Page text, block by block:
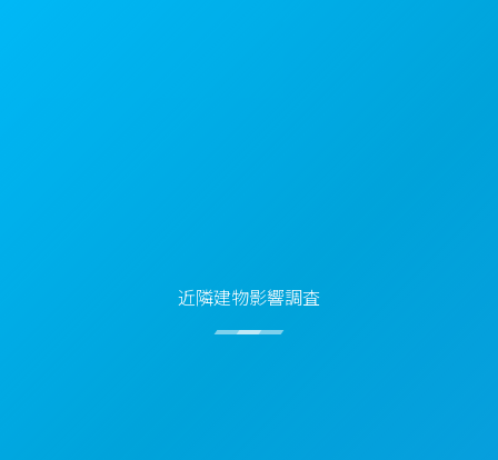
近隣建物影響調査